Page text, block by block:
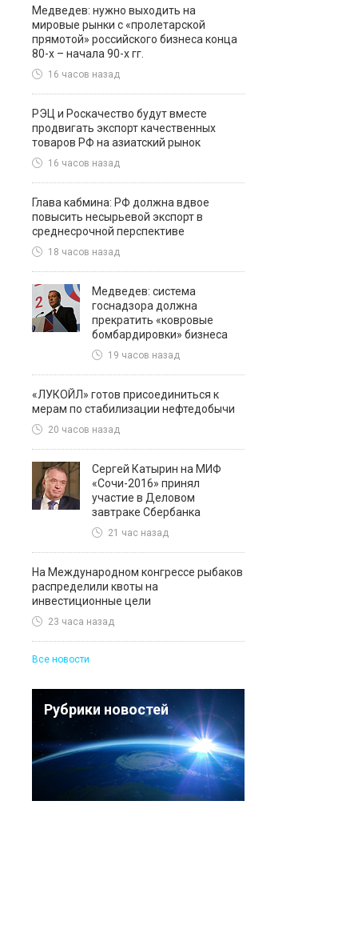
Медведев: нужно выходить на
мировые рынки с «пролетарской
прямотой» российского бизнеса конца
80-х – начала 90-х гг.
16 часов назад
РЭЦ и Роскачество будут вместе
продвигать экспорт качественных
товаров РФ на азиатский рынок
16 часов назад
Глава кабмина: РФ должна вдвое
повысить несырьевой экспорт в
среднесрочной перспективе
18 часов назад
Медведев: система
госнадзора должна
прекратить «ковровые
бомбардировки» бизнеса
19 часов назад
«ЛУКОЙЛ» готов присоединиться к
мерам по стабилизации нефтедобычи
20 часов назад
Сергей Катырин на МИФ
«Сочи-2016» принял
участие в Деловом
завтраке Сбербанка
21 час назад
На Международном конгрессе рыбаков
распределили квоты на
инвестиционные цели
23 часа назад
Все новости
Рубрики новостей